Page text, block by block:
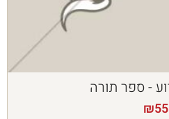
- ספר תורה
₪55